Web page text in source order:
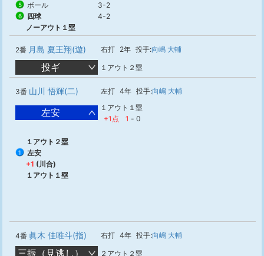
5 ボール 3-2
6 四球
4-2
ノーアウト１塁
2番 月島 夏王翔(遊) 右打 2年 投手:向嶋 大輔
投ギ １アウト２塁
3番 山川 悟輝(二) 左打 4年 投手:向嶋 大輔
左安
１アウト１塁
+1点
1 - 0
１アウト２塁
1
左安
+1 (川合)
１アウト１塁
4番 眞木 佳唯斗(指) 右打 4年 投手:向嶋 大輔
三振（見逃し） ２アウト２塁